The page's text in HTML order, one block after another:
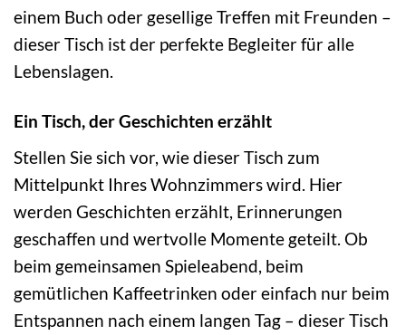
einem Buch oder gesellige Treffen mit Freunden –
dieser Tisch ist der perfekte Begleiter für alle
Lebenslagen.
Ein Tisch, der Geschichten erzählt
Stellen Sie sich vor, wie dieser Tisch zum
Mittelpunkt Ihres Wohnzimmers wird. Hier
werden Geschichten erzählt, Erinnerungen
geschaffen und wertvolle Momente geteilt. Ob
beim gemeinsamen Spieleabend, beim
gemütlichen Kaffeetrinken oder einfach nur beim
Entspannen nach einem langen Tag – dieser Tisch